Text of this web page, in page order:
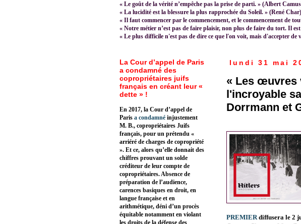
« Le goût de la vérité n’empêche pas la prise de parti. » (Albert
« La lucidité est la blessure la plus rapprochée du Soleil. » (René
« Il faut commencer par le commencement, et le commencement de
« Notre métier n’est pas de faire plaisir, non plus de faire du tort. Il
« Le plus difficile n'est pas de dire ce que l'on voit, mais d'accepter de
lundi 31 mai
« Les œuvres
l'incroyable
Dorrmann et
PREMIERdiffusera le 2
La Cour d’appel de Paris
a condamné des
copropriétaires juifs
français en créant leur «
dette » !
En 2017, la Cour d’appel de
Paris a condamné injustement
M. B., copropriétaires Juifs
français, pour un prétendu «
arriéré de charges de copropriété
». Et ce, alors qu’elle donnait des
chiffres prouvant un solde
créditeur de leur compte de
copropriétaires. Absence de
préparation de l’audience,
carences basiques en droit, en
langue française et en
arithmétique, déni d’un procès
équitable notamment en violant